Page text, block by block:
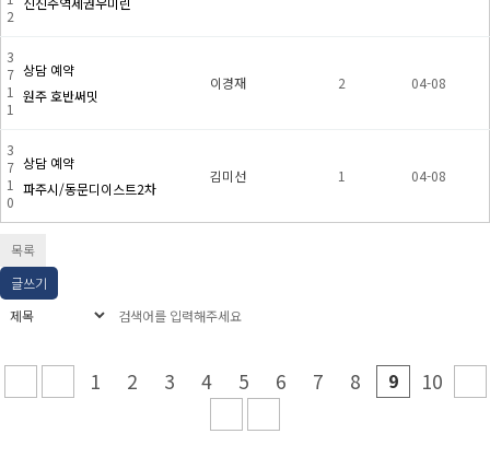
2
3
7
1
1
상담 예약
원주 호반써밋
이경재 2 04-08
3
7
1
0
상담 예약
파주시/동문디이스트2차
김미선 1 04-08
목록
글쓰기
1 2 3 4 5 6 7 8 9 10